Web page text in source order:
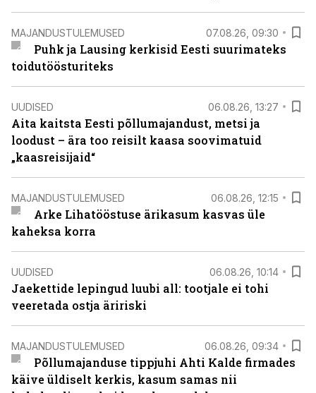
MAJANDUSTULEMUSED 07.08.26, 09:30
Puhk ja Lausing kerkisid Eesti suurimateks
toidutöösturiteks
UUDISED 06.08.26, 13:27
Aita kaitsta Eesti põllumajandust, metsi ja
loodust – ära too reisilt kaasa soovimatuid
„kaasreisijaid“
MAJANDUSTULEMUSED 06.08.26, 12:15
Arke Lihatööstuse ärikasum kasvas üle
kaheksa korra
UUDISED 06.08.26, 10:14
Jaekettide lepingud luubi all: tootjale ei tohi
veeretada ostja äririski
MAJANDUSTULEMUSED 06.08.26, 09:34
Põllumajanduse tippjuhi Ahti Kalde firmades
käive üldiselt kerkis, kasum samas nii